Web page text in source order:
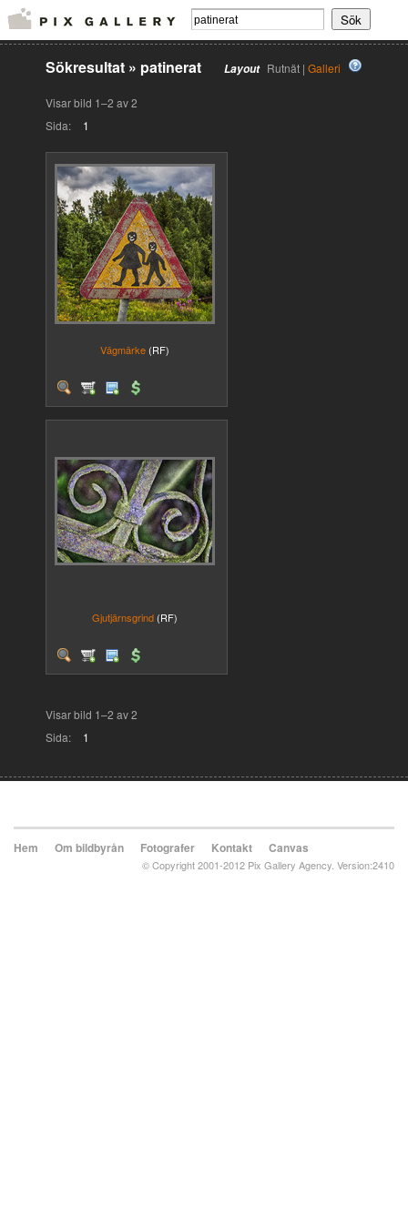
Layout Rutnät | Galleri
Sökresultat » patinerat
Visar bild 1–2 av 2
Sida:
1
Vägmärke (RF)
Gjutjärnsgrind (RF)
Visar bild 1–2 av 2
Sida:
1
Hem Om bildbyrån Fotografer Kontakt Canvas
© Copyright 2001-2012 Pix Gallery Agency. Version:2410